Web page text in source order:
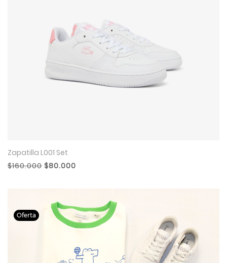
Zapatilla L001 Set
$160.000 $80.000